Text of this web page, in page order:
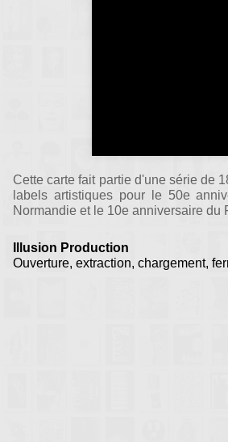
Cette carte fait partie d'une série de
labels artistiques pour le 50e
Normandie et le 10e anniversaire du
Illusion Production
Ouverture, extraction, chargement,